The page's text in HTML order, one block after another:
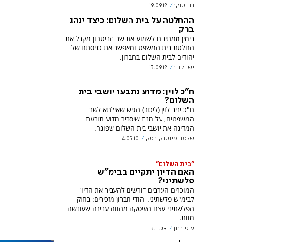
בני טוקר 19.09.12
ההחלטה על בית השלום: כיצד ינהג
ברק
בימין ממתינים לשמוע את שר הביטחון מקבל את
החלטת בית המשפט ומאפשר את כניסתם של
יהודים לבית השלום בחברון.
ישי קרוב 13.09.12
ח"כ לוין: מדוע נתבעו יושבי בית
השלום?
ח"כ יריב לוין (ליכוד) הגיש שאילתא לשר
המשפטים, על מנת שיסביר מדוע תובעת
המדינה את יושבי בית השלום שפונה.
שלמה פיוטרקובסקי 4.05.10
"בית השלום"
האם הדיון יתקיים בבימ"ש
פלשתיני?
המוכרים הערבים דורשים להעביר את הדיון
לבימ"ש פלשתיני. יהודי חברון מזכירים: בחוק
הפלשתיני עצם העיסקה מהווה עבירה שעונשה
מוות.
עוזי ברוך 13.11.09